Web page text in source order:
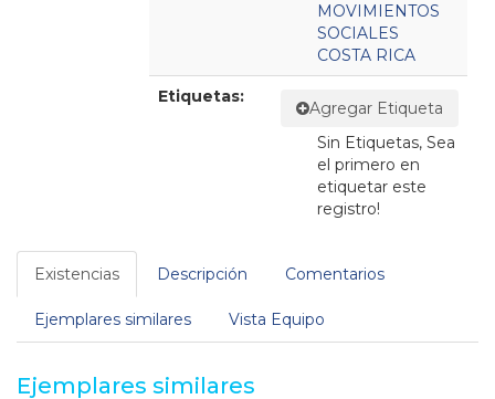
MOVIMIENTOS
SOCIALES
COSTA RICA
Etiquetas:
Agregar Etiqueta
Sin Etiquetas, Sea
el primero en
etiquetar este
registro!
Existencias Descripción Comentarios
Ejemplares similares Vista Equipo
Ejemplares similares